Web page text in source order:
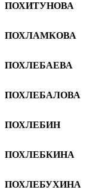
ПОХИТУНОВА
ПОХЛАМКОВА
ПОХЛЕБАЕВА
ПОХЛЕБАЛОВА
ПОХЛЕБИН
ПОХЛЕБКИНА
ПОХЛЕБУХИНА